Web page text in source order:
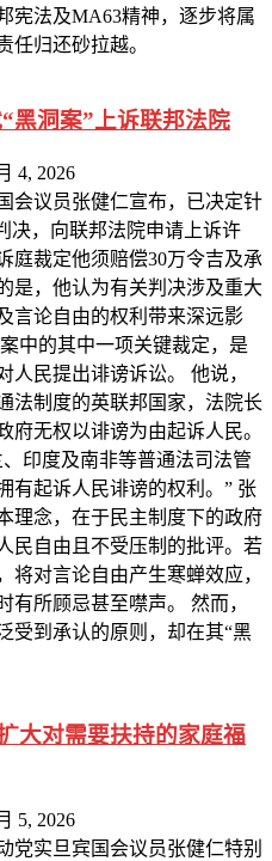
宪法及MA63精神，逐步将属
任归还砂拉越。
黑洞案”上诉联邦法院
4, 2026
会议员张健仁宣布，已决定针
决，向联邦法院申请上诉许
庭裁定他须赔偿30万令吉及承
是，他认为有关判决涉及重大
言论自由的权利带来深远影
中的其中一项关键裁定，是
人民提出诽谤诉讼。 他说，
法制度的英联邦国家，法院长
府无权以诽谤为由起诉人民。
印度及南非等普通法司法管
有起诉人民诽谤的权利。” 张
理念，在于民主制度下的政府
民自由且不受压制的批评。若
将对言论自由产生寒蝉效应，
有所顾忌甚至噤声。 然而，
受到承认的原则，却在其“黑
大对需要扶持的家庭福
5, 2026
党实旦宾国会议员张健仁特别